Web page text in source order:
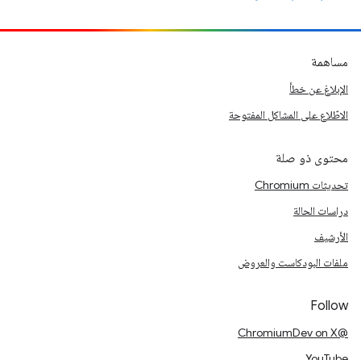
مساهمة
الإبلاغ عن خطأ
الاطّلاع على المشاكل المفتوحة
محتوى ذو صلة
تحديثات Chromium
دراسات الحالة
الأرشيف
ملفات البودكاست والعروض
Follow
@ChromiumDev on X